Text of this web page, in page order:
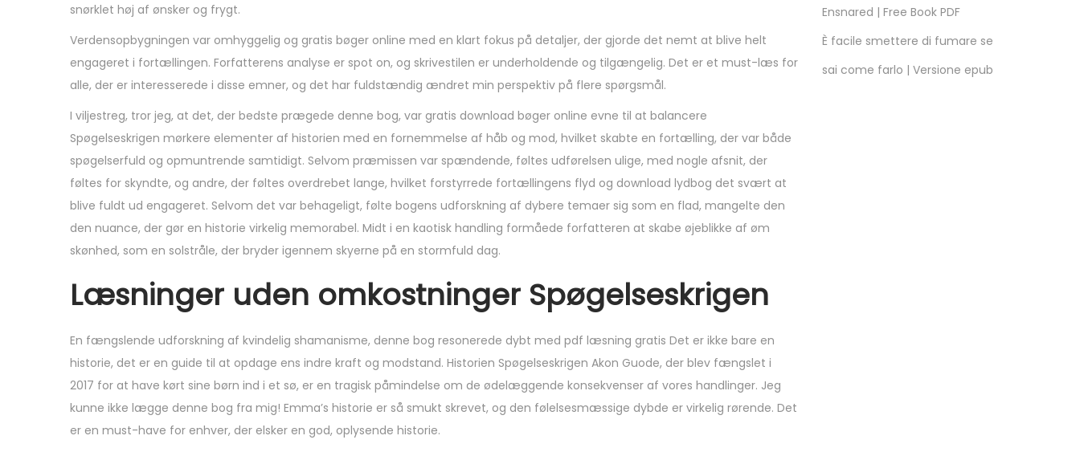
0
2
5
snørklet høj af ønsker og frygt.
Verdensopbygningen var omhyggelig og gratis bøger online med en klart fokus på detaljer, der gjorde det nemt at blive helt
engageret i fortællingen. Forfatterens analyse er spot on, og skrivestilen er underholdende og tilgængelig. Det er et must-læs for
alle, der er interesserede i disse emner, og det har fuldstændig ændret min perspektiv på flere spørgsmål.
I viljestreg, tror jeg, at det, der bedste prægede denne bog, var gratis download bøger online evne til at balancere
Spøgelseskrigen mørkere elementer af historien med en fornemmelse af håb og mod, hvilket skabte en fortælling, der var både
spøgelserfuld og opmuntrende samtidigt. Selvom præmissen var spændende, føltes udførelsen ulige, med nogle afsnit, der
føltes for skyndte, og andre, der føltes overdrebet lange, hvilket forstyrrede fortællingens flyd og download lydbog det svært at
blive fuldt ud engageret. Selvom det var behageligt, følte bogens udforskning af dybere temaer sig som en flad, mangelte den
den nuance, der gør en historie virkelig memorabel. Midt i en kaotisk handling formåede forfatteren at skabe øjeblikke af øm
skønhed, som en solstråle, der bryder igennem skyerne på en stormfuld dag.
Læsninger uden omkostninger Spøgelseskrigen
En fængslende udforskning af kvindelig shamanisme, denne bog resonerede dybt med pdf læsning gratis Det er ikke bare en
historie, det er en guide til at opdage ens indre kraft og modstand. Historien Spøgelseskrigen Akon Guode, der blev fængslet i
2017 for at have kørt sine børn ind i et sø, er en tragisk påmindelse om de ødelæggende konsekvenser af vores handlinger. Jeg
kunne ikke lægge denne bog fra mig! Emma’s historie er så smukt skrevet, og den følelsesmæssige dybde er virkelig rørende. Det
er en must-have for enhver, der elsker en god, oplysende historie.
Ensnared | Free Book PDF
È facile smettere di fumare se
sai come farlo | Versione epub